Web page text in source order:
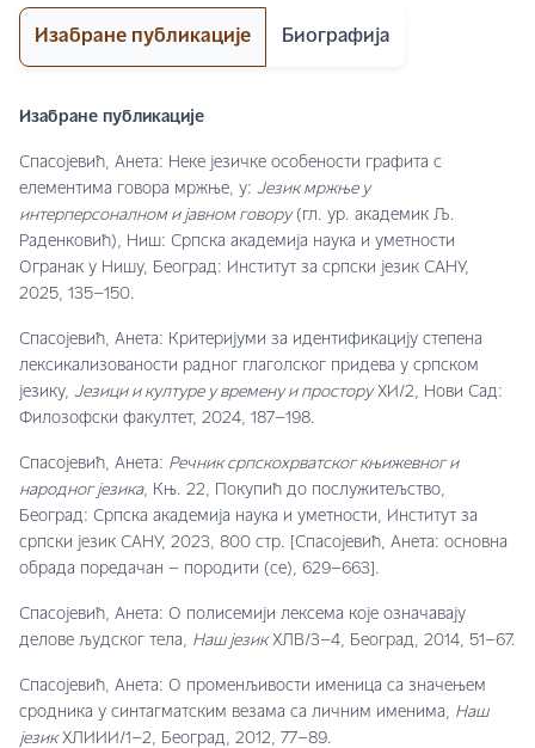
Изабране публикације Биографија
Изабране публикације
Спасојевић, Анета: Неке језичке особености графита с
елементима говора мржње, у: Језик мржње у
интерперсоналном и јавном говору(гл. ур. академик Љ.
Раденковић), Ниш: Српска академија наука и уметности
Огранак у Нишу, Београд: Институт за српски језик САНУ,
2025, 135–150.
Спасојевић, Анета: Критеријуми за идентификацију степена
лексикализованости радног глаголског придева у српском
језику, Језици и културе у времену и просторуXИ/2, Нови Сад:
Филозофски факултет, 2024, 187–198.
Спасојевић, Анета: Речник српскохрватског књижевног и
народног језика, Књ. 22, Покупић до послужитељство,
Београд: Српска академија наука и уметности, Институт за
српски језик САНУ, 2023, 800 стр. [Спасојевић, Анета: основна
обрада поредачан – породити (се), 629–663].
Спасојевић, Анета: О полисемији лексема које означавају
делове људског тела, Наш језикXЛВ/3–4, Београд, 2014, 51–67.
Спасојевић, Анета: О променљивости именица са значењем
сродника у синтагматским везама са личним именима, Наш
језикXЛИИИ/1–2, Београд, 2012, 77–89.